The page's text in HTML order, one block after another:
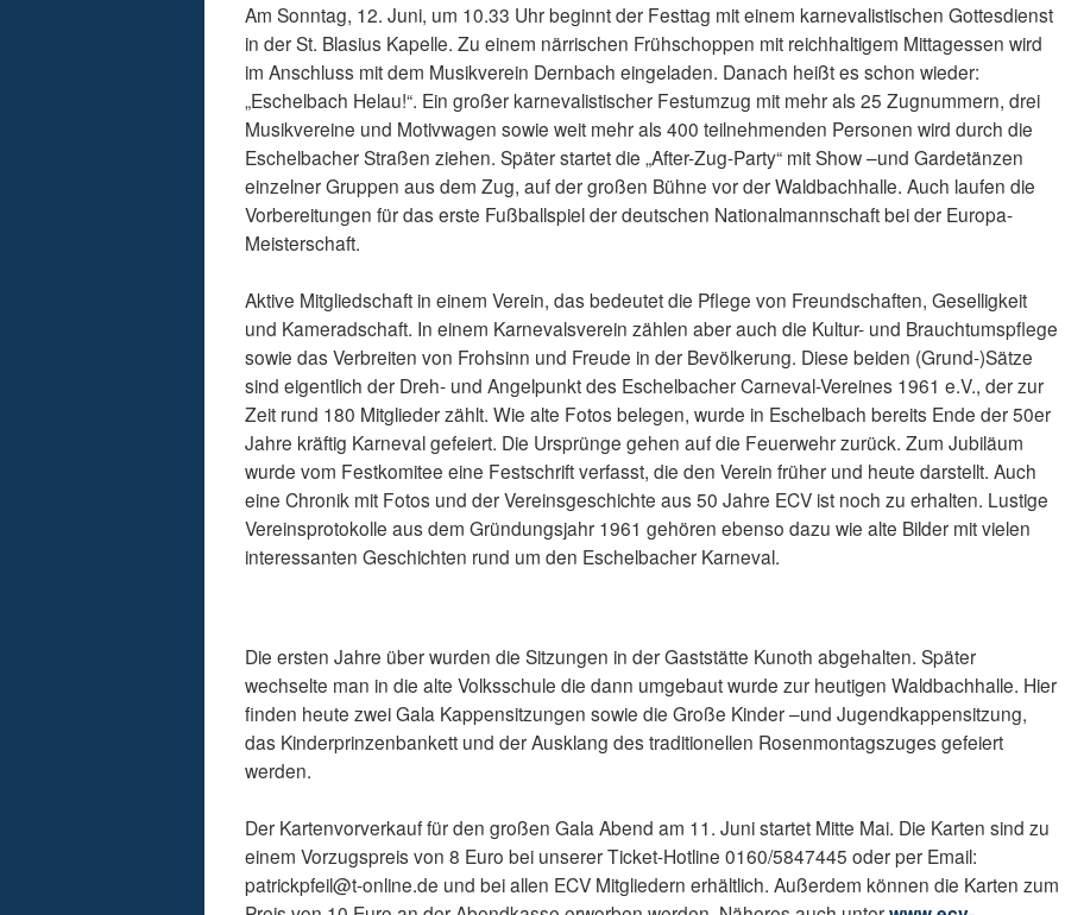
Am Sonntag, 12. Juni, um 10.33 Uhr beginnt der Festtag mit einem karnevalistischen Gottesdienst
in der St. Blasius Kapelle. Zu einem närrischen Frühschoppen mit reichhaltigem Mittagessen wird
im Anschluss mit dem Musikverein Dernbach eingeladen. Danach heißt es schon wieder:
„Eschelbach Helau!“. Ein großer karnevalistischer Festumzug mit mehr als 25 Zugnummern, drei
Musikvereine und Motivwagen sowie weit mehr als 400 teilnehmenden Personen wird durch die
Eschelbacher Straßen ziehen. Später startet die „After-Zug-Party“ mit Show –und Gardetänzen
einzelner Gruppen aus dem Zug, auf der großen Bühne vor der Waldbachhalle. Auch laufen die
Vorbereitungen für das erste Fußballspiel der deutschen Nationalmannschaft bei der Europa-
Meisterschaft.
Aktive Mitgliedschaft in einem Verein, das bedeutet die Pflege von Freundschaften, Geselligkeit
und Kameradschaft. In einem Karnevalsverein zählen aber auch die Kultur- und Brauchtumspflege
sowie das Verbreiten von Frohsinn und Freude in der Bevölkerung. Diese beiden (Grund-)Sätze
sind eigentlich der Dreh- und Angelpunkt des Eschelbacher Carneval-Vereines 1961 e.V., der zur
Zeit rund 180 Mitglieder zählt. Wie alte Fotos belegen, wurde in Eschelbach bereits Ende der 50er
Jahre kräftig Karneval gefeiert. Die Ursprünge gehen auf die Feuerwehr zurück. Zum Jubiläum
wurde vom Festkomitee eine Festschrift verfasst, die den Verein früher und heute darstellt. Auch
eine Chronik mit Fotos und der Vereinsgeschichte aus 50 Jahre ECV ist noch zu erhalten. Lustige
Vereinsprotokolle aus dem Gründungsjahr 1961 gehören ebenso dazu wie alte Bilder mit vielen
interessanten Geschichten rund um den Eschelbacher Karneval.
Die ersten Jahre über wurden die Sitzungen in der Gaststätte Kunoth abgehalten. Später
wechselte man in die alte Volksschule die dann umgebaut wurde zur heutigen Waldbachhalle. Hier
finden heute zwei Gala Kappensitzungen sowie die Große Kinder –und Jugendkappensitzung,
das Kinderprinzenbankett und der Ausklang des traditionellen Rosenmontagszuges gefeiert
werden.
Der Kartenvorverkauf für den großen Gala Abend am 11. Juni startet Mitte Mai. Die Karten sind zu
einem Vorzugspreis von 8 Euro bei unserer Ticket-Hotline 0160/5847445 oder per Email:
patrickpfeil@t-online.de und bei allen ECV Mitgliedern erhältlich. Außerdem können die Karten zum